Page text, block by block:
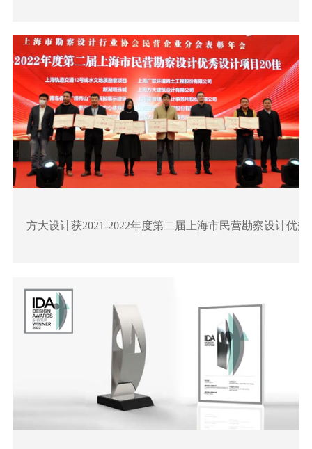
方大设计获2021-2022年度第二届上海市民营勘察设计优秀